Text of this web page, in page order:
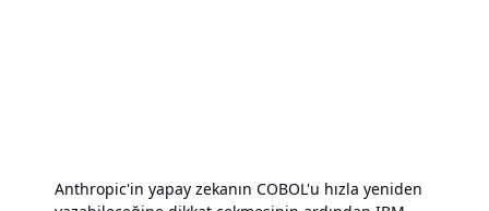
Anthropic'in yapay zekanın COBOL'u hızla yeniden